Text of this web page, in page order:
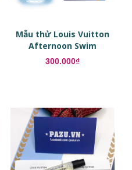
Mẫu thử Louis Vuitton
Afternoon Swim
300.000₫